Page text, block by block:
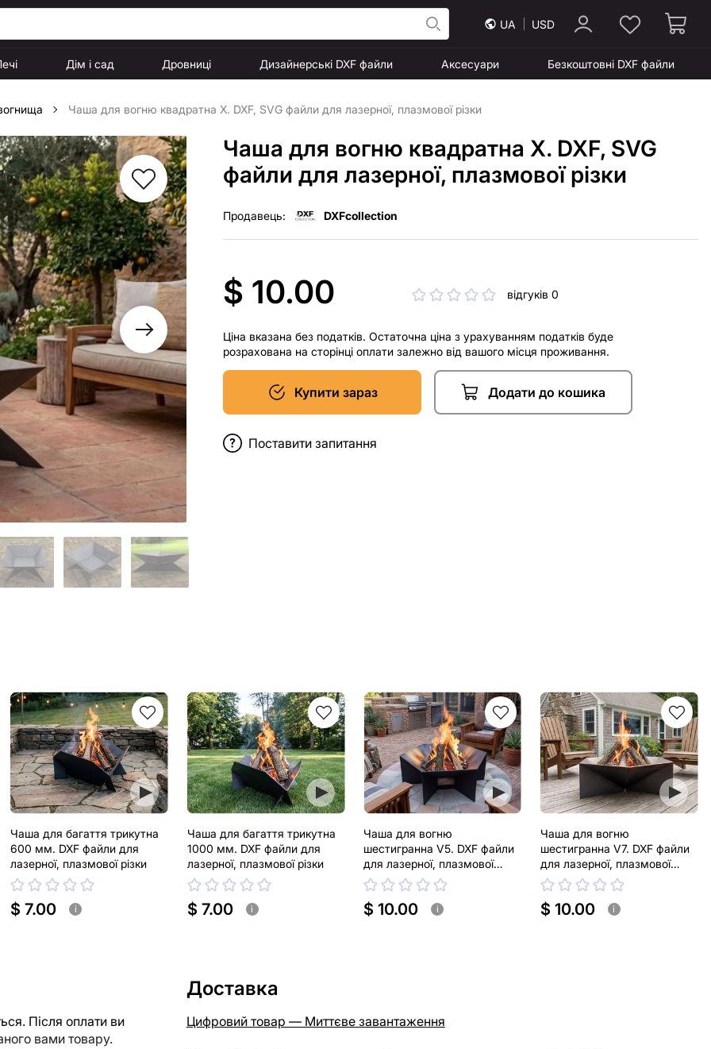
UA USD
Дім і сад Дровниці Дизайнерські DXF файли Аксесуари Безкоштовні DXF файли
Чаша для вогню квадратна X. DXF, SVG файли для лазерної, плазмової різки
Чаша для вогню квадратна X. DXF, SVG
файли для лазерної, плазмової різки
Продавець: DXFcollection
$ 10.00 відгуків 0
Ціна вказана без податків. Остаточна ціна з урахуванням податків буде
розрахована на сторінці оплати залежно від вашого місця проживання.
Купити зараз Додати до кошика
Поставити запитання
Чаша для багаття трикутна
600 мм. DXF файли для
лазерної, плазмової різки
$ 7.00 i
Чаша для багаття трикутна
1000 мм. DXF файли для
лазерної, плазмової різки
$ 7.00 i
Чаша для вогню
шестигранна V5. DXF файли
для лазерної, плазмової
різки
$ 10.00 i
Чаша для вогню
шестигранна V7. DXF файли
для лазерної, плазмової
різки
$ 10.00 i
Після оплати ви
вами товару.
Доставка
Цифровий товар — Миттєве завантаження